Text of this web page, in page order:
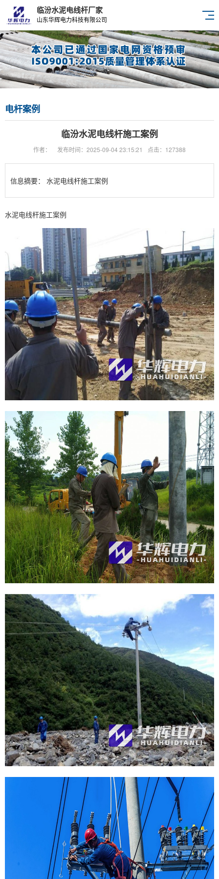
临汾水泥电线杆厂家
山东华辉电力科技有限公司
电杆案例
临汾水泥电线杆施工案例
作者： 发布时间：2025-09-04 23:15:21 点击：127388
信息摘要： 水泥电线杆施工案例
水泥电线杆施工案例